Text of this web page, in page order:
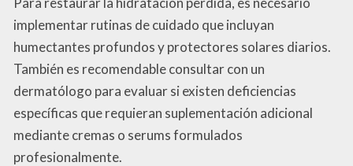
implementar rutinas de cuidado que incluyan
humectantes profundos y protectores solares diarios.
También es recomendable consultar con un
dermatólogo para evaluar si existen deficiencias
específicas que requieran suplementación adicional
mediante cremas o serums formulados
profesionalmente.